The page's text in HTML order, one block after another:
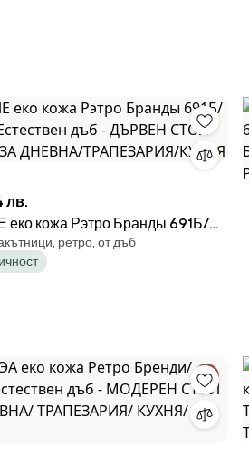
лв.
кожа Рэтро Бранды 691Б/
дъб - ДЪРВЕН СТОЛ
ЗА ДНЕВНА/ТРАПЕЗАРИЯ/
ретро, от дъб